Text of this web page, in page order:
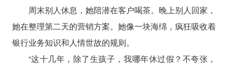
周末别人休息，她陪潜在客户喝茶。晚上别人回家，
她在整理第二天的营销方案。她像一块海绵，疯狂吸收着
银行业务知识和人情世故的规则。
“这十几年，除了生孩子，我哪年休过假？不夸张，